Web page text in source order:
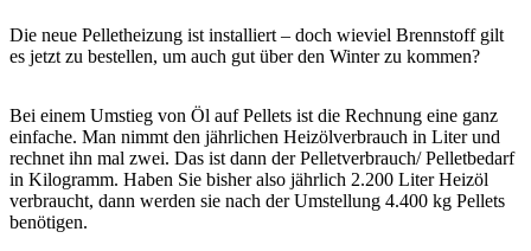
Die neue Pelletheizung ist installiert – doch wieviel Brennstoff gilt
es jetzt zu bestellen, um auch gut über den Winter zu kommen?
Bei einem Umstieg von Öl auf Pellets ist die Rechnung eine ganz
einfache. Man nimmt den jährlichen Heizölverbrauch in Liter und
rechnet ihn mal zwei. Das ist dann der Pelletverbrauch/ Pelletbedarf
in Kilogramm. Haben Sie bisher also jährlich 2.200 Liter Heizöl
verbraucht, dann werden sie nach der Umstellung 4.400 kg Pellets
benötigen.